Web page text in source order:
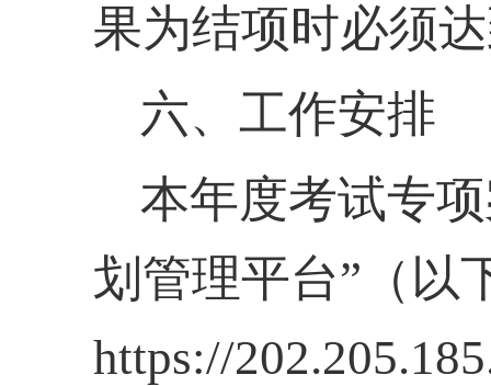
果为结项时必须
六、工作安排
本年度考试专项
划管理平台”（以
https://